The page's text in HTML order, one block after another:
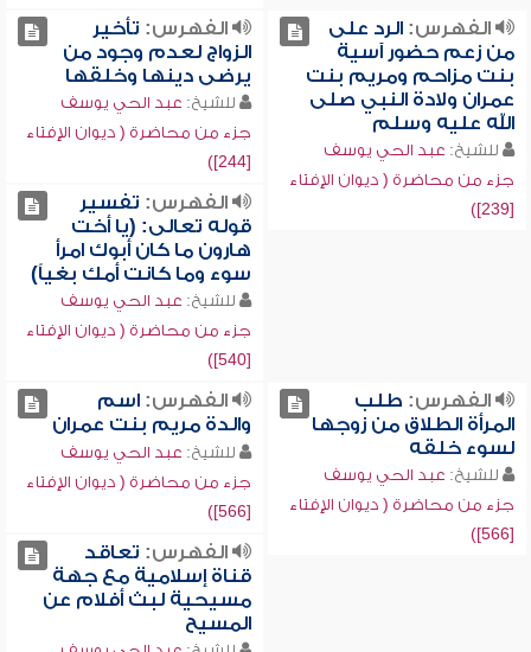
الفهرس:الرد على
من زعم حضور آسية
بنت مزاحم ومريم بنت
عمران ولادة النبي صلى
الله عليه وسلم
للشيخ: عبد الحي يوسف
جزء من محاضرة ( ديوان الإفتاء
[239])
الفهرس: تأخير
الزواج لعدم وجود من
يرضى دينها وخلقها
للشيخ: عبد الحي يوسف
جزء من محاضرة ( ديوان الإفتاء
[244])
الفهرس: تفسير
قوله تعالى: (يا أخت
هارون ما كان أبوك امرأ
سوء وما كانت أمك بغياً)
للشيخ: عبد الحي يوسف
جزء من محاضرة ( ديوان الإفتاء
[540])
الفهرس: طلب
المرأة الطلاق من زوجها
لسوء خلقه
للشيخ: عبد الحي يوسف
جزء من محاضرة ( ديوان الإفتاء
[566])
الفهرس:اسم
والدة مريم بنت عمران
للشيخ: عبد الحي يوسف
جزء من محاضرة ( ديوان الإفتاء
[566])
الفهرس: تعاقد
قناة إسلامية مع جهة
مسيحية لبث أفلام عن
المسيح